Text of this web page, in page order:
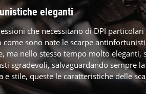
eleganti
che necessitano di DPI
come sono nate le scarpe
ma nello stesso tempo molto
sgradevoli, salvaguardando sempre
e stile, queste le caratteristiche delle